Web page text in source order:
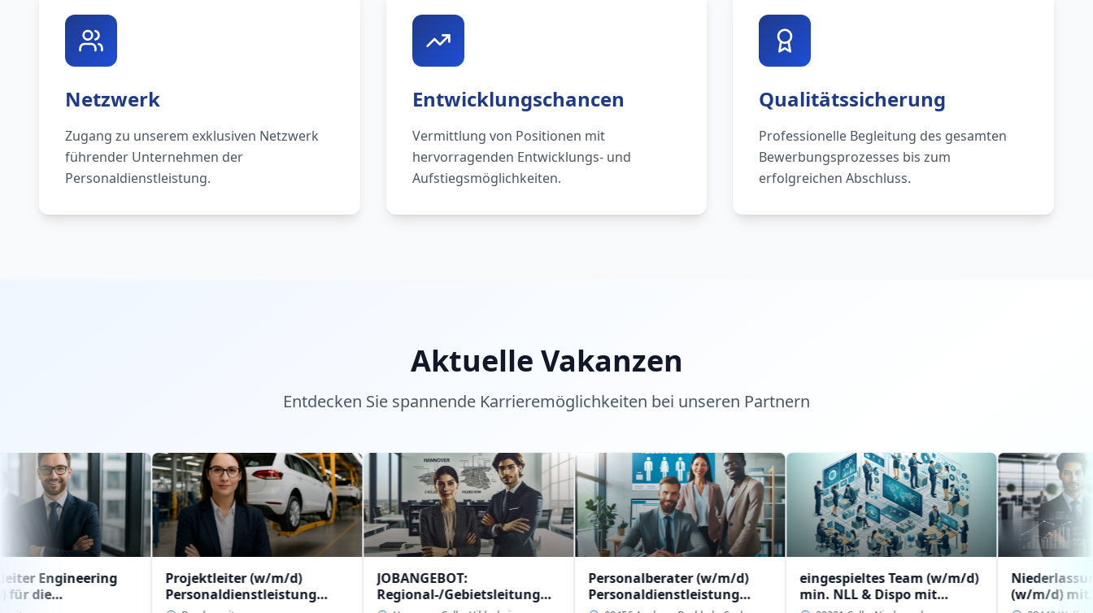
Netzwerk
Zugang zu unserem exklusiven Netzwerk
führender Unternehmen der
Personaldienstleistung.
Entwicklungschancen
Vermittlung von Positionen mit
hervorragenden Entwicklungs- und
Aufstiegsmöglichkeiten.
Qualitätssicherung
Professionelle Begleitung des gesamten
Bewerbungsprozesses bis zum
erfolgreichen Abschluss.
Aktuelle Vakanzen
Entdecken Sie spannende Karrieremöglichkeiten bei unseren Partnern
Projektleiter (w/m/d)
Personaldienstleistung
JOBANGEBOT:
Regional-/Gebietsleitung
Personalberater (w/m/d)
Personaldienstleistung
eingespieltes Team (w/m/d)
min. NLL & Dispo mit
Niederlassungsleitung
(w/m/d) mit